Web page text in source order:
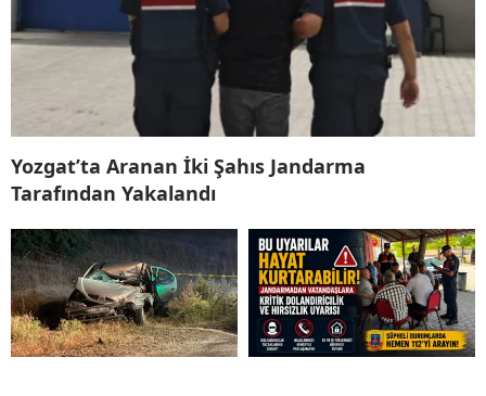
Yozgat’ta Aranan İki Şahıs Jandarma
Tarafından Yakalandı